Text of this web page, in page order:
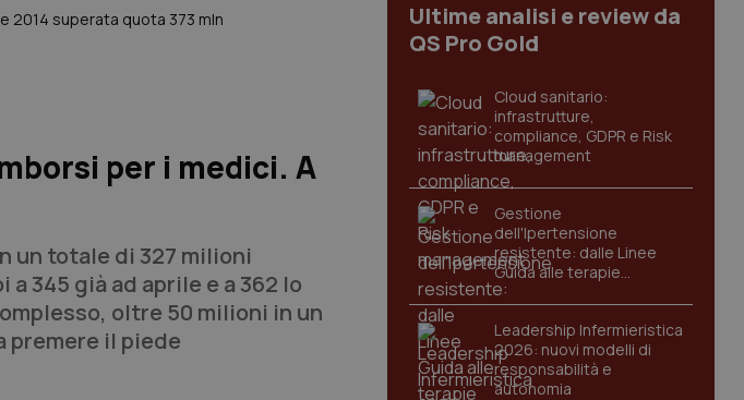
2014 superata quota 373 mln
per i medici. A
un totale di 327 milioni
345 già ad aprile e a 362 lo
oltre 50 milioni in un
premere il piede
Ultime analisi e review da
QS Pro Gold
Cloud sanitario:
infrastrutture,
compliance, GDPR e Risk
management
Gestione
dell'Ipertensione
resistente: dalle Linee
Guida alle terapie
innovative
Leadership Infermieristica
2026: nuovi modelli di
responsabilità e
autonomia